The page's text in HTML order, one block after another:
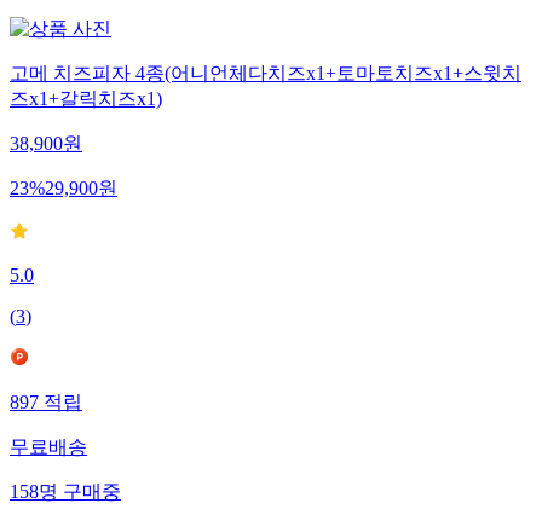
고메 치즈피자 4종(어니언체다치즈x1+토마토치즈x1+스윗치
즈x1+갈릭치즈x1)
38,900원
23%29,900원
5.0
(3)
897 적립
무료배송
158명 구매중